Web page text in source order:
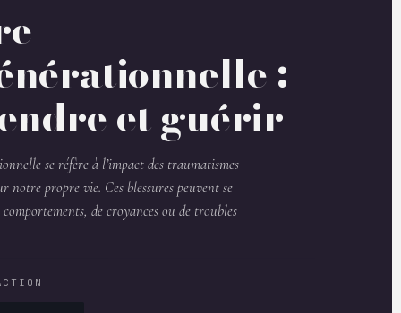
:
et guérir
se réfère à l’impact des traumatismes
notre propre vie. Ces blessures peuvent se
de croyances ou de troubles